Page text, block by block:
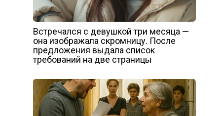
Встречался с девушкой три месяца —
она изображала скромницу. После
предложения выдала список
требований на две страницы